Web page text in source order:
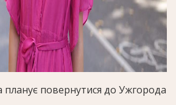
повернутися до Ужгорода